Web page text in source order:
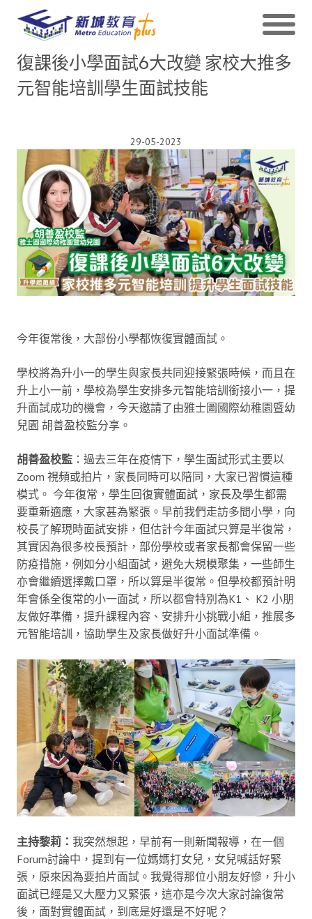
復課後小學面試6大改變 家校大推多
元智能培訓學生面試技能
29-05-2023
今年復常後，大部份小學都恢復實體面試。
學校將為升小一的學生與家長共同迎接緊張時候，而且在
升上小一前，學校為學生安排多元智能培訓銜接小一，提
升面試成功的機會，今天邀請了由雅士圖國際幼稚園暨幼
兒園 胡善盈校監分享。
胡善盈校監 ：過去三年在疫情下，學生面試形式主要以
Zoom 視頻或拍片，家長同時可以陪同，大家已習慣這種
模式。 今年復常，學生回復實體面試，家長及學生都需
要重新適應，大家甚為緊張。早前我們走訪多間小學，向
校長了解現時面試安排，但估計今年面試只算是半復常，
其實因為很多校長預計，部份學校或者家長都會保留一些
防疫措施，例如分小組面試，避免大規模聚集，一些師生
亦會繼續選擇戴口罩，所以算是半復常。但學校都預計明
年會係全復常的小一面試，所以都會特別為K1、 K2 小朋
友做好準備，提升課程內容、安排升小挑戰小組，推展多
元智能培訓，協助學生及家長做好升小面試準備。
主持黎莉： 我突然想起，早前有一則新聞報導，在一個
Forum討論中，提到有一位媽媽打女兒，女兒喊話好緊
張，原來因為要拍片面試。我覺得那位小朋友好慘，升小
面試已經是又大壓力又緊張，這亦是今次大家討論復常
後，面對實體面試，到底是好還是不好呢？